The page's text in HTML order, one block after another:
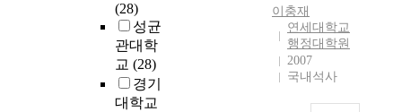
(28)
성균
관대학
교 (28)
경기
대학교
이충재
연세대학교
행정대학원
2007
국내석사